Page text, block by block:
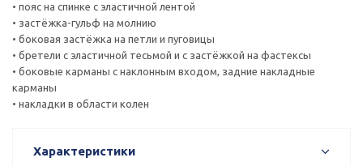
• пояс на спинке с эластичной лентой
• застёжка-гульф на молнию
• боковая застёжка на петли и пуговицы
• бретели с эластичной тесьмой и с застёжкой на фастексы
• боковые карманы с наклонным входом, задние накладные
карманы
• накладки в области колен
Характеристики